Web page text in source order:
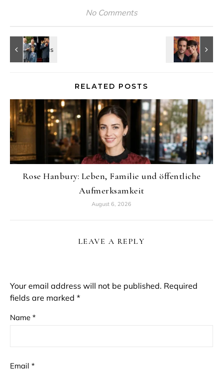
No Comments
RELATED POSTS
Rose Hanbury: Leben, Familie und öffentliche
Aufmerksamkeit
August 6, 2026
LEAVE A REPLY
Your email address will not be published. Required
fields are marked *
Name *
Email *